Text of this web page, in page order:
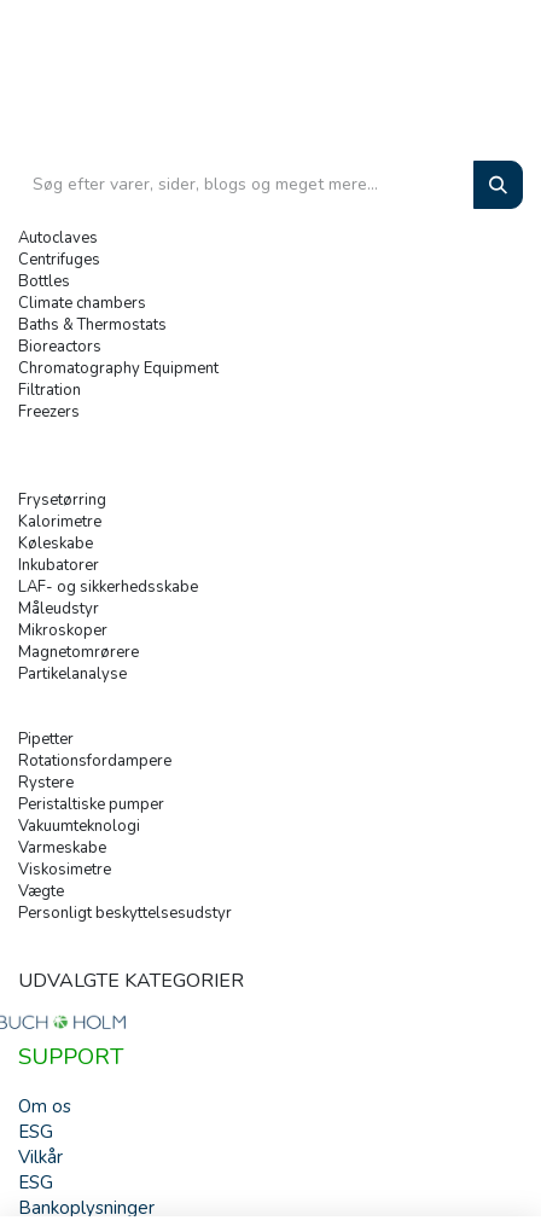
Autoclaves
Centrifuges
Bottles
Climate chambers
Baths & Thermostats
Bioreactors
Chromatography Equipment
Filtration
Freezers
Frysetørring
Kalorimetre
Køleskabe
Inkubatorer
LAF- og sikkerhedsskabe
Måleudstyr
Mikroskoper
Magnetomrørere
Partikelanalyse
Pipetter
Rotationsfordampere
Rystere
Peristaltiske pumper
Vakuumteknologi
Varmeskabe
Viskosimetre
Vægte
Personligt beskyttelsesudstyr
UDVALGTE KATEGORIER
SUPPORT
Om os
ESG
Vilkår
ESG
Bankoplysninger